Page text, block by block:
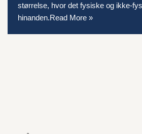
størrelse, hvor det fysiske og ikke-
hinanden.Read More »